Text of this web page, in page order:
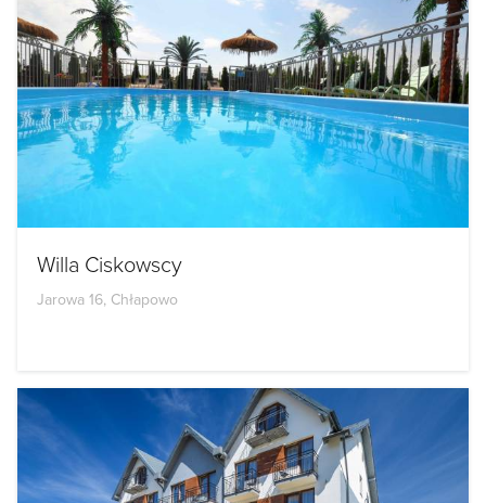
Willa Ciskowscy
Jarowa 16, Chłapowo